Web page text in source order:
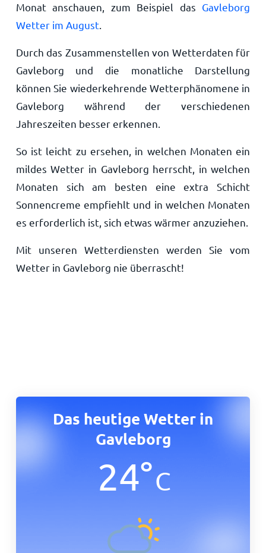
Monat anschauen, zum Beispiel das Gavleborg
Wetter im August.
Durch das Zusammenstellen von Wetterdaten für
Gavleborg und die monatliche Darstellung
können Sie wiederkehrende Wetterphänomene in
Gavleborg während der verschiedenen
Jahreszeiten besser erkennen.
So ist leicht zu ersehen, in welchen Monaten ein
mildes Wetter in Gavleborg herrscht, in welchen
Monaten sich am besten eine extra Schicht
Sonnencreme empfiehlt und in welchen Monaten
es erforderlich ist, sich etwas wärmer anzuziehen.
Mit unseren Wetterdiensten werden Sie vom
Wetter in Gavleborg nie überrascht!
Das heutige Wetter in
Gavleborg
24°C